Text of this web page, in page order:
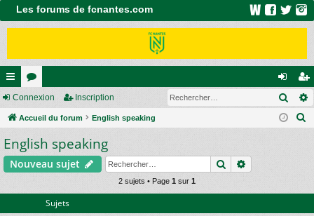
Les forums de fcnantes.com
ac
co
ur
ci
or
u
m
s
on
ne
ns
cri
Connexion Inscription
Accueil du forum English speaking
r
English speaking
Nouveau sujet Rechercher
2 sujets • Page 1 sur 1
Sujets